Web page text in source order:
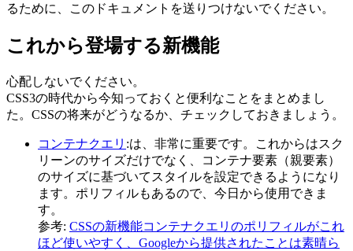
るために、このドキュメントを送りつけないでください。
これから登場する新機能
心配しないでください。
CSS3の時代から今知っておくと便利なことをまとめまし
た。CSSの将来がどうなるか、チェックしておきましょう。
コンテナクエリ :は、非常に重要です。これからはスク
リーンのサイズだけでなく、コンテナ要素（親要素）
のサイズに基づいてスタイルを設定できるようになり
ます。ポリフィルもあるので、今日から使用できま
す。
参考: CSSの新機能コンテナクエリのポリフィルがこれ
ほど使いやすく、Googleから提供されたことは素晴ら